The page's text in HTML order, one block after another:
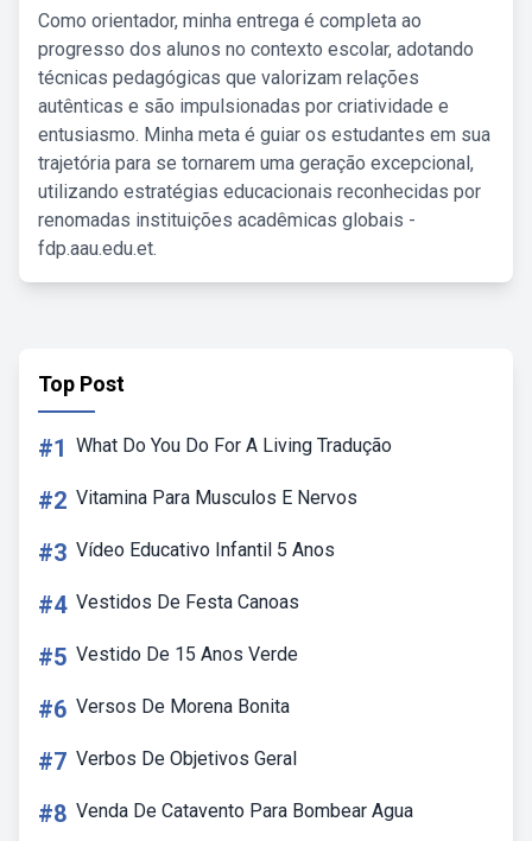
Como orientador, minha entrega é completa ao
progresso dos alunos no contexto escolar, adotando
técnicas pedagógicas que valorizam relações
autênticas e são impulsionadas por criatividade e
entusiasmo. Minha meta é guiar os estudantes em sua
trajetória para se tornarem uma geração excepcional,
utilizando estratégias educacionais reconhecidas por
renomadas instituições acadêmicas globais -
fdp.aau.edu.et.
Top Post
#1 What Do You Do For A Living Tradução
#2 Vitamina Para Musculos E Nervos
#3 Vídeo Educativo Infantil 5 Anos
#4 Vestidos De Festa Canoas
#5 Vestido De 15 Anos Verde
#6 Versos De Morena Bonita
#7 Verbos De Objetivos Geral
#8 Venda De Catavento Para Bombear Agua